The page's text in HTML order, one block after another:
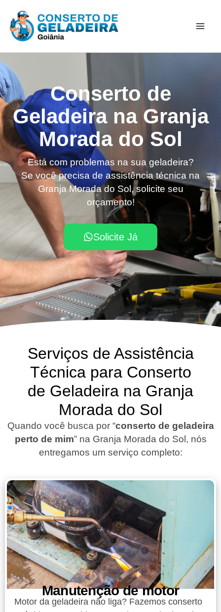
para
Conserto de
Geladeira na Granja
Morada do Sol
Está com problemas na sua geladeira?
Se você precisa de assistência técnica na
Granja Morada do Sol, solicite seu
orçamento!
Solicite Já
Serviços de Assistência
Técnica para Conserto
de Geladeira na Granja
Morada do Sol
Quando você busca por “conserto de geladeira
perto de mim” na Granja Morada do Sol, nós
entregamos um serviço completo:
Manutenção de motor
Motor da geladeira não liga? Fazemos conserto